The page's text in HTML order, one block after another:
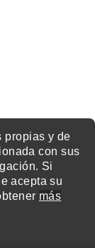
propias y de
con sus
Si
acepta su
más